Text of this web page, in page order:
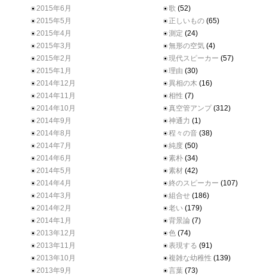
2015年6月
2015年5月
2015年4月
2015年3月
2015年2月
2015年1月
2014年12月
2014年11月
2014年10月
2014年9月
2014年8月
2014年7月
2014年6月
2014年5月
2014年4月
2014年3月
2014年2月
2014年1月
2013年12月
2013年11月
2013年10月
2013年9月
歌 (52)
正しいもの (65)
測定 (24)
無形の空気 (4)
現代スピーカー (57)
理由 (30)
異相の木 (16)
相性 (7)
真空管アンプ (312)
神通力 (1)
程々の音 (38)
純度 (50)
素朴 (34)
素材 (42)
終のスピーカー (107)
組合せ (186)
老い (179)
背景論 (7)
色 (74)
表現する (91)
複雑な幼稚性 (139)
言葉 (73)